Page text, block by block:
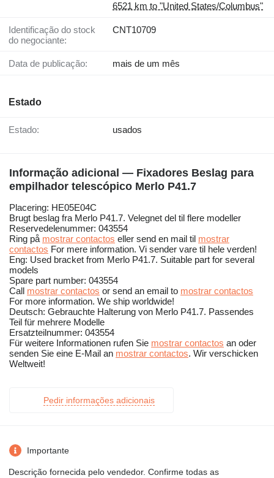
6521 km to "United States/Columbus"
Identificação do stock
do negociante:
CNT10709
Data de publicação: mais de um mês
Estado
Estado: usados
Informação adicional — Fixadores Beslag para
empilhador telescópico Merlo P41.7
Placering: HE05E04C
Brugt beslag fra Merlo P41.7. Velegnet del til flere modeller
Reservedelenummer: 043554
Ring på mostrar contactos eller send en mail til mostrar
contactos For mere information. Vi sender vare til hele verden!
Eng: Used bracket from Merlo P41.7. Suitable part for several
models
Spare part number: 043554
Call mostrar contactos or send an email to mostrar contactos
For more information. We ship worldwide!
Deutsch: Gebrauchte Halterung von Merlo P41.7. Passendes
Teil für mehrere Modelle
Ersatzteilnummer: 043554
Für weitere Informationen rufen Sie mostrar contactos an oder
senden Sie eine E-Mail an mostrar contactos. Wir verschicken
Weltweit!
Pedir informações adicionais
Importante
Descrição fornecida pelo vendedor. Confirme todas as